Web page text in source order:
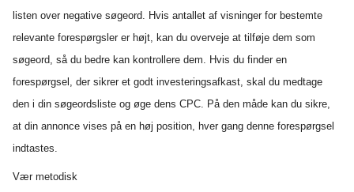
listen over negative søgeord. Hvis antallet af visninger for bestemte
relevante forespørgsler er højt, kan du overveje at tilføje dem som
søgeord, så du bedre kan kontrollere dem. Hvis du finder en
forespørgsel, der sikrer et godt investeringsafkast, skal du medtage
den i din søgeordsliste og øge dens CPC. På den måde kan du sikre,
at din annonce vises på en høj position, hver gang denne forespørgsel
indtastes.
Vær metodisk